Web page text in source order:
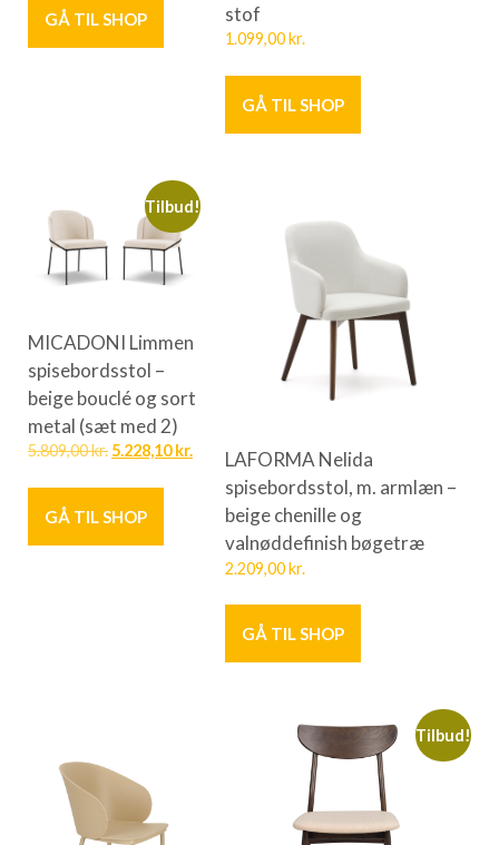
GÅ TIL SHOP
stof
1.099,00kr.
GÅ TIL SHOP
Tilbud!
MICADONI Limmen
spisebordsstol –
beige bouclé og sort
metal (sæt med 2)
5.809,00kr. 5.228,10kr.
GÅ TIL SHOP
LAFORMA Nelida
spisebordsstol, m. armlæn –
beige chenille og
valnøddefinish bøgetræ
2.209,00kr.
GÅ TIL SHOP
Tilbud!